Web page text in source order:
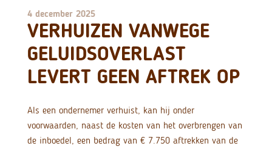
4 december 2025
VERHUIZEN VANWEGE
GELUIDSOVERLAST
LEVERT GEEN AFTREK OP
Als een ondernemer verhuist, kan hij onder
voorwaarden, naast de kosten van het overbrengen van
de inboedel, een bedrag van € 7.750 aftrekken van de